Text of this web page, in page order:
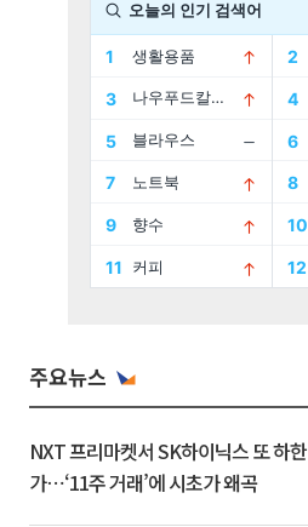
주요뉴스
NXT 프리마켓서 SK하이닉스 또 하한
가⋯‘11주 거래’에 시초가 왜곡